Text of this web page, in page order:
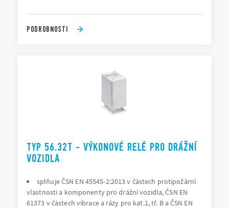
PODROBNOSTI
TYP 56.32T - VÝKONOVÉ RELÉ PRO DRÁŽNÍ
VOZIDLA
splňuje ČSN EN 45545-2:2013 v částech protipožární
vlastnosti a komponenty pro drážní vozidla, ČSN EN
61373 v částech vibrace a rázy pro kat.1, tř. B a ČSN EN